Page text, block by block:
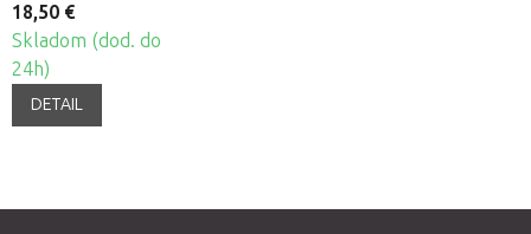
18,50 €
Skladom (dod. do
24h)
DETAIL